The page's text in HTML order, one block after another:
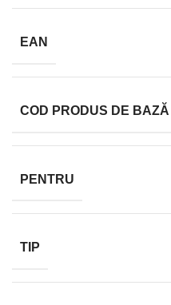
EAN
COD PRODUS DE BAZĂ
PENTRU
TIP